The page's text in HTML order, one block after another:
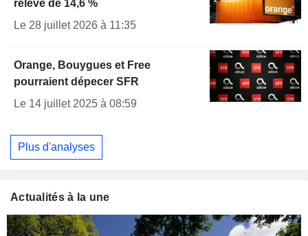
relevé de 14,6 %
Le 28 juillet 2026 à 11:35
Orange, Bouygues et Free
pourraient dépecer SFR
Le 14 juillet 2025 à 08:59
Plus d'analyses
Actualités à la une